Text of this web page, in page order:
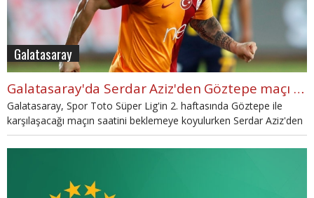
Galatasaray
Galatasaray'da Serdar Aziz'den Göztepe maçı öncesi kötü haber
Galatasaray, Spor Toto Süper Lig'in 2. haftasında Göztepe ile
karşılaşacağı maçın saatini beklemeye koyulurken Serdar Aziz'den
son dakika sakatlık haberi geldi.